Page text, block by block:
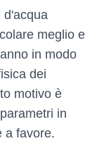
d'acqua
meglio e
in modo
dei
motivo è
in
a favore.